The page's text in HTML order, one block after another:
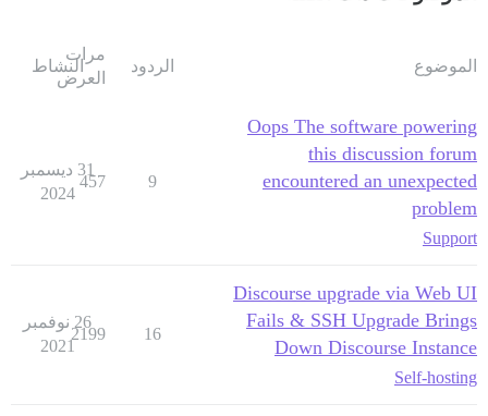
الموضوع الردود
مرات
العرض
النشاط
Oops The software powering
this discussion forum
encountered an unexpected
problem
Support
9
457
31 ديسمبر
2024
Discourse upgrade via Web UI
Fails & SSH Upgrade Brings
Down Discourse Instance
Self-hosting
16
2199
26 نوفمبر
2021